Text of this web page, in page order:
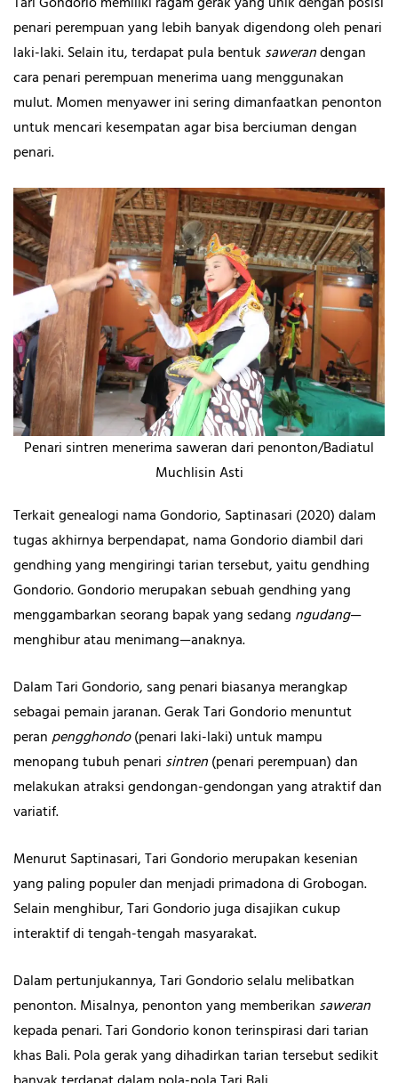
penari perempuan yang lebih banyak digendong oleh penari
laki-laki. Selain itu, terdapat pula bentuk sawerandengan
cara penari perempuan menerima uang menggunakan
mulut. Momen menyawer ini sering dimanfaatkan penonton
untuk mencari kesempatan agar bisa berciuman dengan
penari.
Penari sintren menerima saweran dari penonton/Badiatul
Muchlisin Asti
Terkait genealogi nama Gondorio, Saptinasari (2020) dalam
tugas akhirnya berpendapat, nama Gondorio diambil dari
gendhing yang mengiringi tarian tersebut, yaitu gendhing
Gondorio. Gondorio merupakan sebuah gendhing yang
menggambarkan seorang bapak yang sedang ngudang—
menghibur atau menimang—anaknya.
Dalam Tari Gondorio, sang penari biasanya merangkap
sebagai pemain jaranan. Gerak Tari Gondorio menuntut
peranpengghondo(penari laki-laki) untuk mampu
menopang tubuh penari sintren(penari perempuan) dan
melakukan atraksi gendongan-gendongan yang atraktif dan
variatif.
Menurut Saptinasari, Tari Gondorio merupakan kesenian
yang paling populer dan menjadi primadona di Grobogan.
Selain menghibur, Tari Gondorio juga disajikan cukup
interaktif di tengah-tengah masyarakat.
Dalam pertunjukannya, Tari Gondorio selalu melibatkan
penonton. Misalnya, penonton yang memberikan saweran
kepada penari. Tari Gondorio konon terinspirasi dari tarian
khas Bali. Pola gerak yang dihadirkan tarian tersebut sedikit